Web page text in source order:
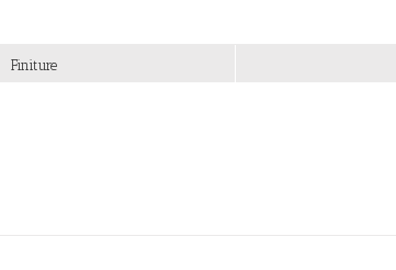
Finiture